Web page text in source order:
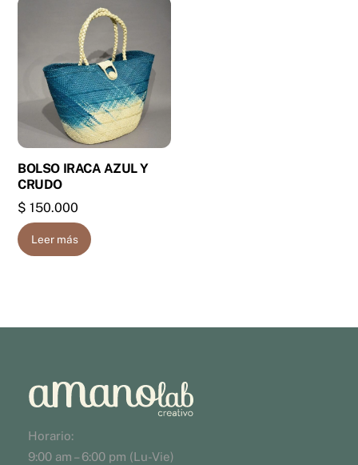
BOLSO IRACA AZUL Y
CRUDO
$ 150.000
Leer más
Horario:
9:00 am – 6:00 pm (Lu-Vie)